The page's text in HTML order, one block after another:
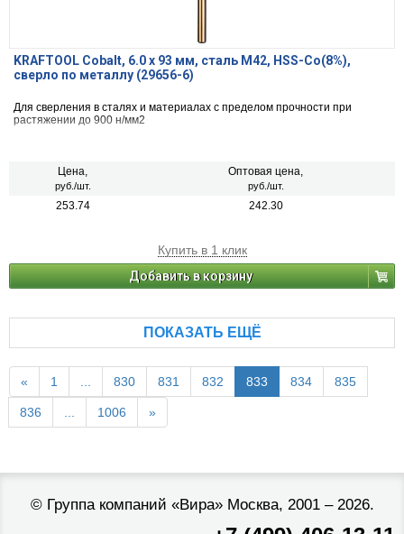
KRAFTOOL Cobalt, 6.0 х 93 мм, сталь М42, HSS-Co(8%),
сверло по металлу (29656-6)
Для сверления в сталях и материалах с пределом прочности при
растяжении до 900 н/мм2
Цена,
руб./шт.
Оптовая цена,
руб./шт.
253.74 242.30
Купить в 1 клик
Добавить в корзину
ПОКАЗАТЬ ЕЩЁ
« 1 ... 830 831 832 833 834 835
836 ... 1006 »
© Группа компаний «Вира»Москва, 2001 – 2026.